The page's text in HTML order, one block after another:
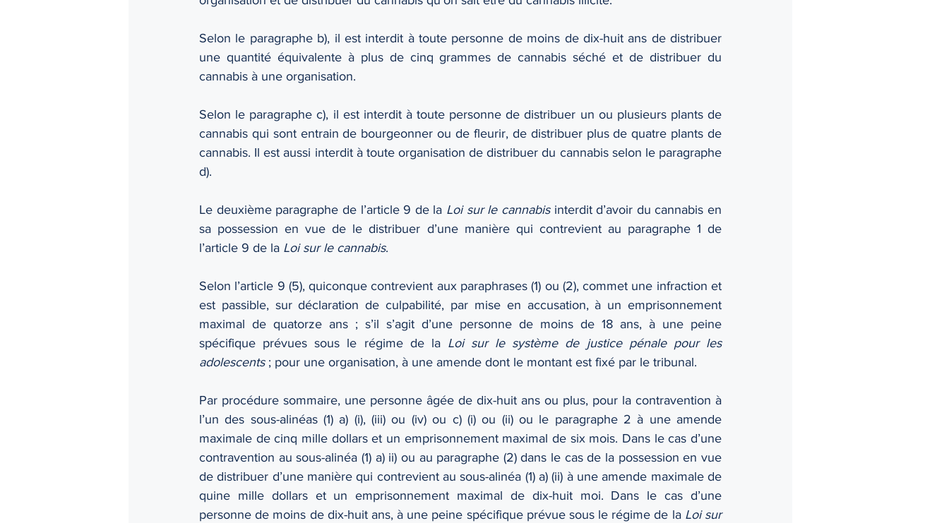
Selon le paragraphe b), il est interdit à toute personne de moins de dix-huit ans de distribuer
une quantité équivalente à plus de cinq grammes de cannabis séché et de distribuer du
cannabis à une organisation.
Selon le paragraphe c), il est interdit à toute personne de distribuer un ou plusieurs plants de
cannabis qui sont entrain de bourgeonner ou de fleurir, de distribuer plus de quatre plants de
cannabis. Il est aussi interdit à toute organisation de distribuer du cannabis selon le paragraphe
d).
Le deuxième paragraphe de l’article 9 de la Loi sur le cannabis interdit d’avoir du cannabis en
sa possession en vue de le distribuer d’une manière qui contrevient au paragraphe 1 de
l’article 9 de la Loi sur le cannabis.
Selon l’article 9 (5), quiconque contrevient aux paraphrases (1) ou (2), commet une infraction et
est passible, sur déclaration de culpabilité, par mise en accusation, à un emprisonnement
maximal de quatorze ans ; s’il s’agit d’une personne de moins de 18 ans, à une peine
spécifique prévues sous le régime de la Loi sur le système de justice pénale pour les
adolescents ; pour une organisation, à une amende dont le montant est fixé par le tribunal.
Par procédure sommaire, une personne âgée de dix-huit ans ou plus, pour la contravention à
l’un des sous-alinéas (1) a) (i), (iii) ou (iv) ou c) (i) ou (ii) ou le paragraphe 2 à une amende
maximale de cinq mille dollars et un emprisonnement maximal de six mois. Dans le cas d’une
contravention au sous-alinéa (1) a) ii) ou au paragraphe (2) dans le cas de la possession en vue
de distribuer d’une manière qui contrevient au sous-alinéa (1) a) (ii) à une amende maximale de
quine mille dollars et un emprisonnement maximal de dix-huit moi. Dans le cas d’une
personne de moins de dix-huit ans, à une peine spécifique prévue sous le régime de la Loi sur